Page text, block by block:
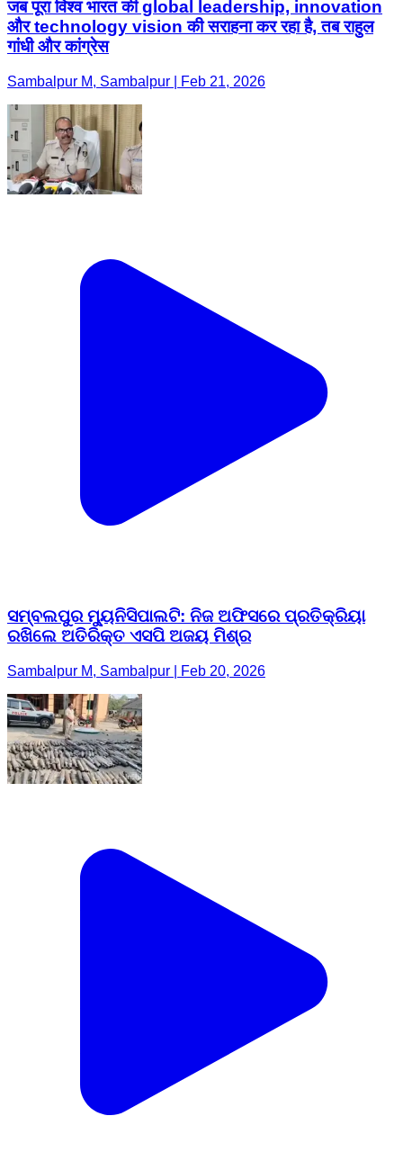
जब पूरा विश्व भारत की global leadership, innovation
और technology vision की सराहना कर रहा है, तब राहुल
गांधी और कांग्रेस
Sambalpur M, Sambalpur | Feb 21, 2026
ସମ୍ବଲପୁର ମ୍ୟୁନିସିପାଲଟି: ନିଜ ଅଫିସରେ ପ୍ରତିକ୍ରିୟା
ରଖିଲେ ଅତିରିକ୍ତ ଏସପି ଅଜୟ ମିଶ୍ର
Sambalpur M, Sambalpur | Feb 20, 2026